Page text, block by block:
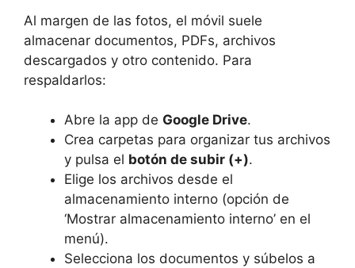
Al margen de las fotos, el móvil suele
almacenar documentos, PDFs, archivos
descargados y otro contenido. Para
respaldarlos:
Abre la app de Google Drive.
Crea carpetas para organizar tus archivos
y pulsa el botón de subir (+).
Elige los archivos desde el
almacenamiento interno (opción de
‘Mostrar almacenamiento interno’ en el
menú).
Selecciona los documentos y súbelos a